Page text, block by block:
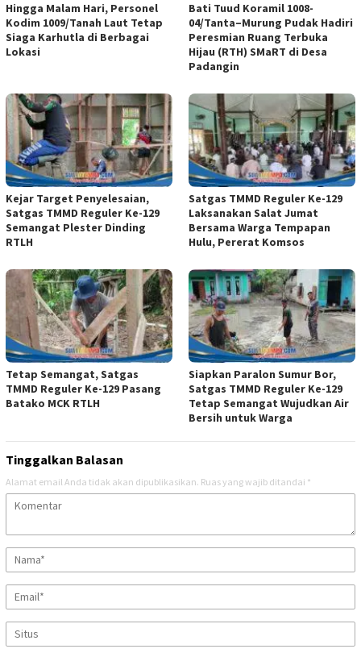
Hingga Malam Hari, Personel
Kodim 1009/Tanah Laut Tetap
Siaga Karhutla di Berbagai
Lokasi
Bati Tuud Koramil 1008-
04/Tanta–Murung Pudak Hadiri
Peresmian Ruang Terbuka
Hijau (RTH) SMaRT di Desa
Padangin
Kejar Target Penyelesaian,
Satgas TMMD Reguler Ke-129
Semangat Plester Dinding
RTLH
Satgas TMMD Reguler Ke-129
Laksanakan Salat Jumat
Bersama Warga Tempapan
Hulu, Pererat Komsos
Tetap Semangat, Satgas
TMMD Reguler Ke-129 Pasang
Batako MCK RTLH
Siapkan Paralon Sumur Bor,
Satgas TMMD Reguler Ke-129
Tetap Semangat Wujudkan Air
Bersih untuk Warga
Tinggalkan Balasan
Alamat email Anda tidak akan dipublikasikan. Ruas yang wajib ditandai *